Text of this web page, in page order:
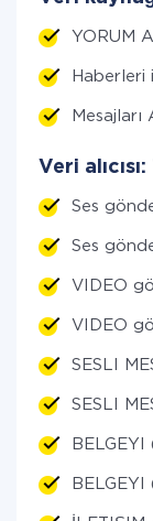
YORUM
Haberleri
Mesajları
Veri
Ses
Ses
VIDEO
VIDEO
SESLI
SESLI